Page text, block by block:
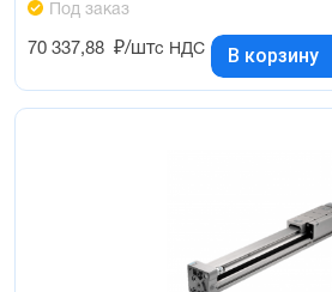
Под заказ
70 337,88 ₽/штс НДС В корзину